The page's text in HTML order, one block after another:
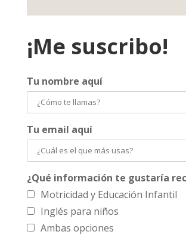
¡Me suscribo!
Tu nombre aquí
Tu email aquí
¿Qué información te gustaría
Motricidad y Educación Infantil
Inglés para niños
Ambas opciones